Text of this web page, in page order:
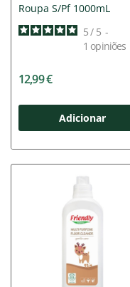
Roupa S/Pf 1000mL
5/ 5 -
1 opiniões
12,99 €
Adicionar